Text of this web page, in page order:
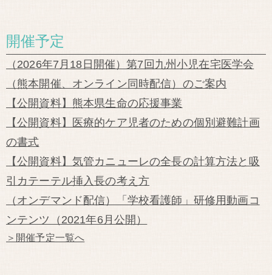
開催予定
（2026年7月18日開催）第7回九州小児在宅医学会
（熊本開催、オンライン同時配信）のご案内
【公開資料】熊本県生命の応援事業
【公開資料】医療的ケア児者のための個別避難計画
の書式
【公開資料】気管カニューレの全長の計算方法と吸
引カテーテル挿入長の考え方
（オンデマンド配信）「学校看護師」研修用動画コ
ンテンツ（2021年6月公開）
＞開催予定一覧へ